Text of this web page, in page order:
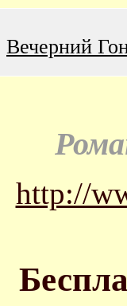
Вечерний
http://